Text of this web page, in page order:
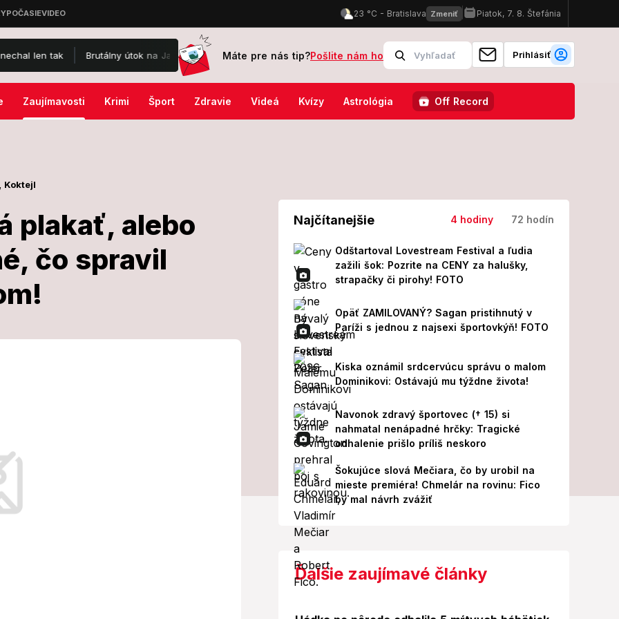
Brutálny útok na Jaromíra Soukupa: Skončil v nemocnici a je po operácii! Z jeho prvých slov MRAZÍ Odštartoval Lovestream
Máte pre nás tip?Pošlite nám ho Prihlásiť
Zaujímavosti Krimi Šport Zdravie Videá Kvízy Astrológia Off Record
Koktejl
plakať, alebo
čo spravil
či má plakať,
záznamov v šoku.
Najčítanejšie 4 hodiny 72 hodín
Odštartoval Lovestream Festival a ľudia
zažili šok: Pozrite na CENY za halušky,
strapačky či pirohy! FOTO
Opäť ZAMILOVANÝ? Sagan pristihnutý v
Paríži s jednou z najsexi športovkýň! FOTO
Kiska oznámil srdcervúcu správu o malom
Dominikovi: Ostávajú mu týždne života!
Navonok zdravý športovec († 15) si
nahmatal nenápadné hrčky: Tragické
odhalenie prišlo príliš neskoro
Šokujúce slová Mečiara, čo by urobil na
mieste premiéra! Chmelár na rovinu: Fico
by mal návrh zvážiť
Ďalšie zaujímavé články